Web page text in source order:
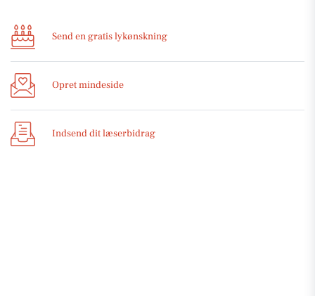
Send en gratis lykønskning
Opret mindeside
Indsend dit læserbidrag